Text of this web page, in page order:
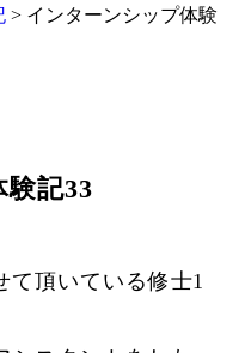
> インターンシップ体験
記33
て頂いている修士1